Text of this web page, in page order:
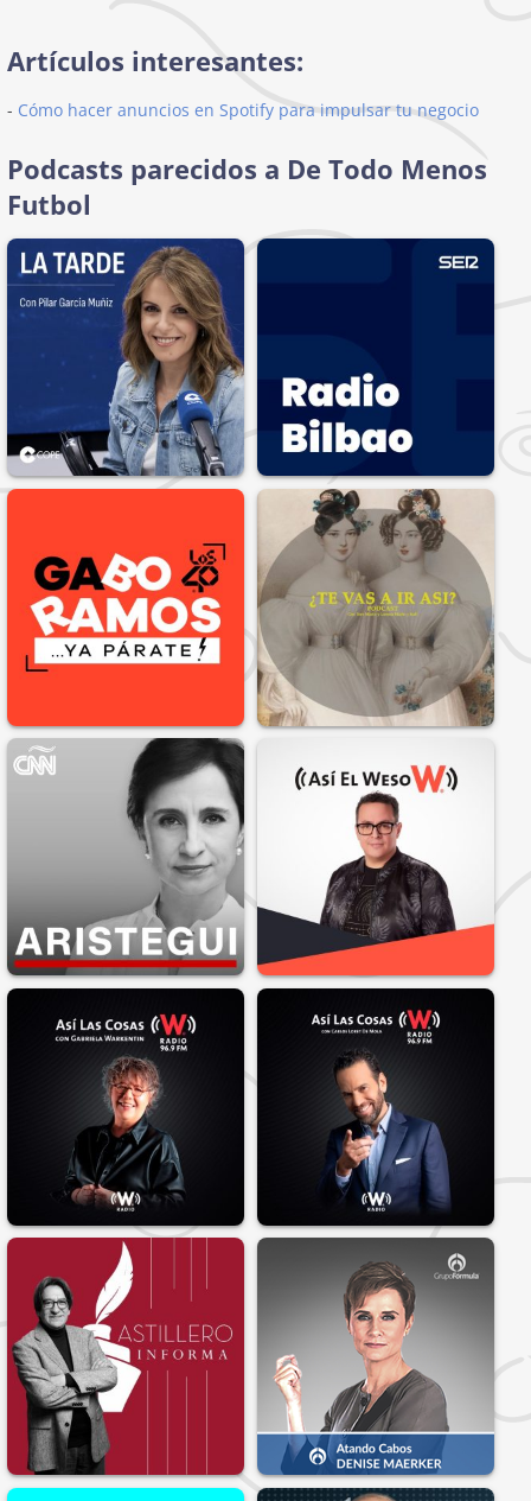
Artículos interesantes:
- Cómo hacer anuncios en Spotify para impulsar tu negocio
Podcasts parecidos a De Todo Menos
Futbol